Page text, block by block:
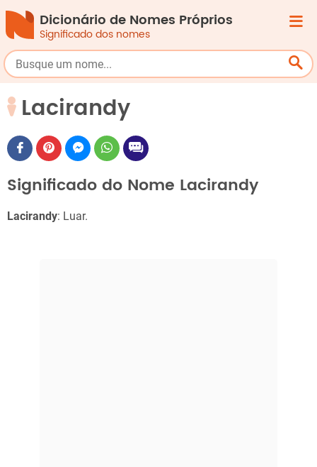
Dicionário de Nomes Próprios
Significado dos nomes
Lacirandy
Significado do Nome Lacirandy
Lacirandy: Luar.